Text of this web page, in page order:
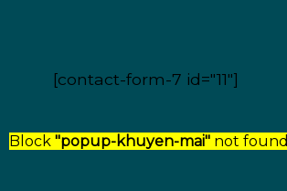
[contact-form-7 id="11"]
Block "popup-khuyen-mai" not found